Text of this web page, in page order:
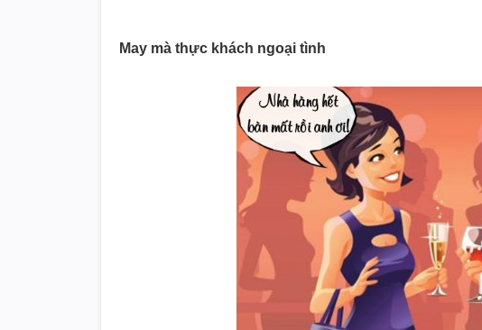
May mà thực khách ngoại tình